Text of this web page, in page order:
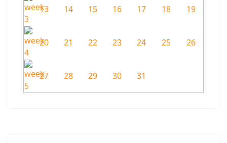
13 14 15 16 17 18 19
20 21 22 23 24 25 26
27 28 29 30 31